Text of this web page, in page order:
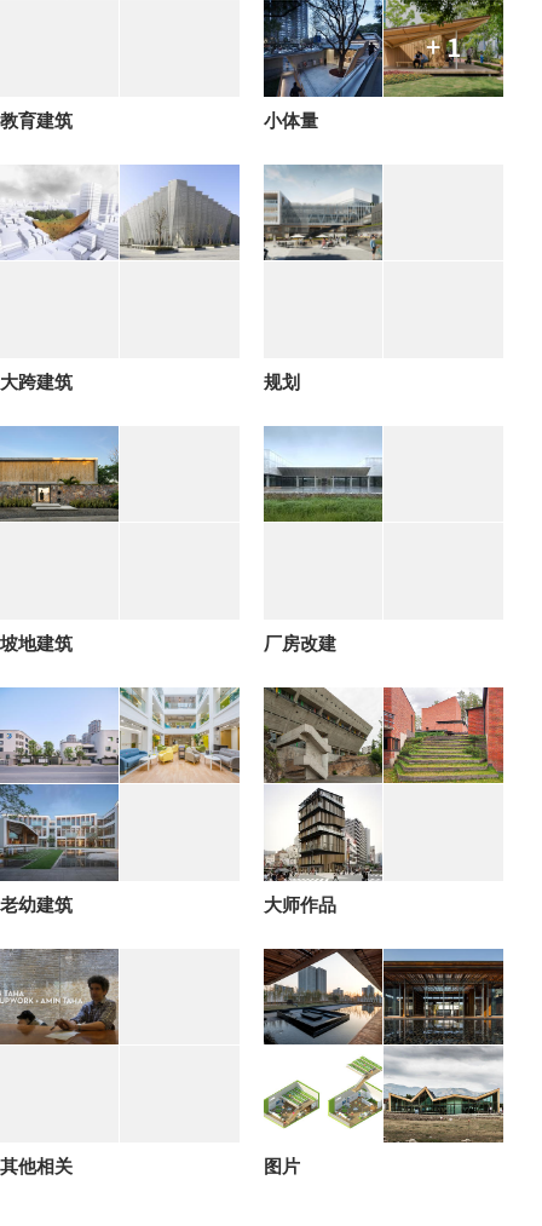
教育建筑
+ 1
小体量
大跨建筑 规划
坡地建筑 厂房改建
老幼建筑 大师作品
其他相关 图片